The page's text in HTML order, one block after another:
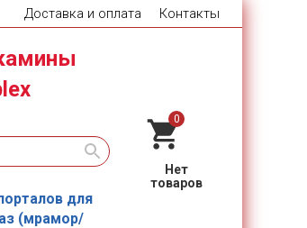
Доставка и оплата Контакты
для
(мрамор/
0